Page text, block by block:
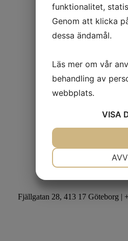
Fjällgatan 28, 413 17 Göteborg |
funktionalitet,
Genom att klicka
dessa ändamål.
Läs mer om vår
behandling av
webbplats.
VISA